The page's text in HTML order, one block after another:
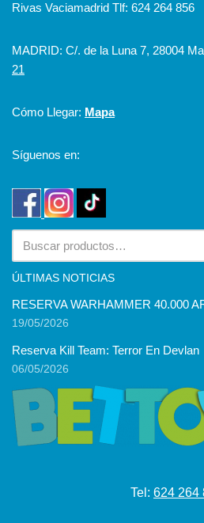
Rivas Vaciamadrid Tlf: 624 264 856
MADRID: C/. de la Luna 7, 28004
21
Cómo Llegar: Mapa
Síguenos en:
ÚLTIMAS NOTICIAS
RESERVA WARHAMMER 40.000
19/05/2026
Reserva Kill Team: Terror En Devlan
06/05/2026
Tel: 624 264